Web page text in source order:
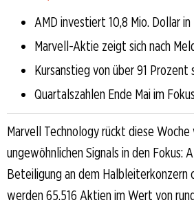
AMD investiert 10,8 Mio. Dollar
Marvell-Aktie zeigt sich nach
Kursanstieg von über 91 Prozent
Quartalszahlen Ende Mai im Fokus
Marvell Technology rückt diese
ungewöhnlichen Signals in den Fokus:
Beteiligung an dem Halbleiterkonzern
werden 65.516 Aktien im Wert von